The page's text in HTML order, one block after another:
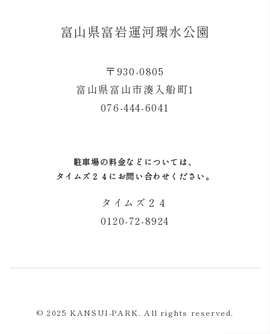
富山県富岩運河環水公園
〒930-0805
富山県富山市湊入船町1
076-444-6041
駐車場の料金などについては、
タイムズ２４にお問い合わせください。
タイムズ２４
0120-72-8924
© 2025 KANSUI-PARK. All rights reserved.